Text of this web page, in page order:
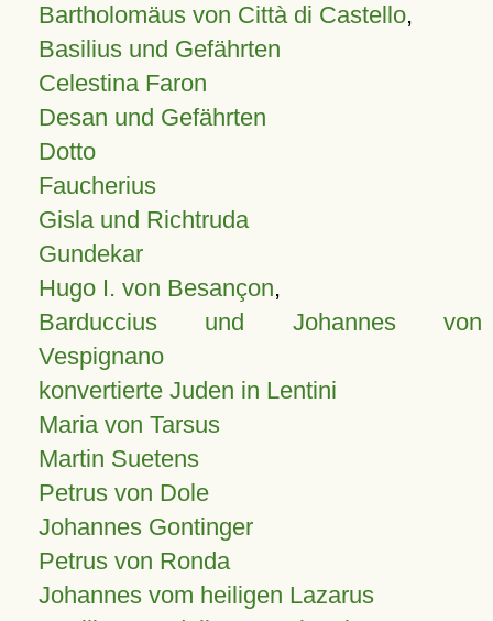
Bartholomäus von Città di Castello,
Basilius und Gefährten
Celestina Faron
Desan und Gefährten
Dotto
Faucherius
Gisla und Richtruda
Gundekar
Hugo I. von Besançon,
Barduccius und Johannes von
Vespignano
konvertierte Juden in Lentini
Maria von Tarsus
Martin Suetens
Petrus von Dole
Johannes Gontinger
Petrus von Ronda
Johannes vom heiligen Lazarus